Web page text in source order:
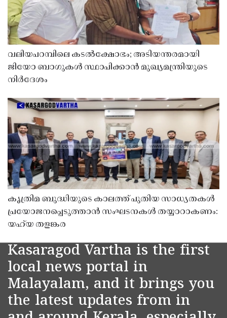
വലിയപറമ്പിലെ കടൽക്ഷോഭം; അടിയന്തരമായി
ജിയോ ബാഗുകൾ സ്ഥാപിക്കാൻ മുഖ്യമന്ത്രിയുടെ
നിർദേശം
കൃത്രിമ ബുദ്ധിയുടെ കാലത്ത് പുതിയ സാധ്യതകൾ
പ്രയോജനപ്പെടുത്താൻ സംഘടനകൾ തയ്യാറാകണം:
യഹ്‌യ തളങ്കര
Kasaragod Vartha is the first
local news portal in
Malayalam, and it brings you
the latest updates from in